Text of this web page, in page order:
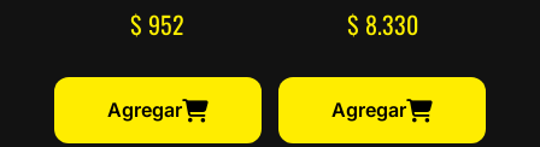
$ 952
Agregar
$ 8.330
Agregar